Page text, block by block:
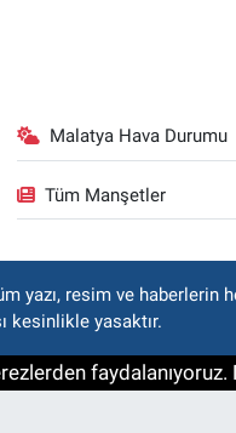
Malatya Hava Durumu
Tüm Manşetler
yazı, resim ve haberlerin
kesinlikle yasaktır.
faydalanıyoruz.